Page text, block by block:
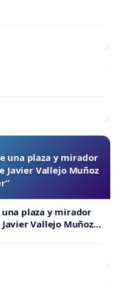
una plaza y mirador
Javier Vallejo Muñoz
plaza y mirador
Vallejo Muñoz